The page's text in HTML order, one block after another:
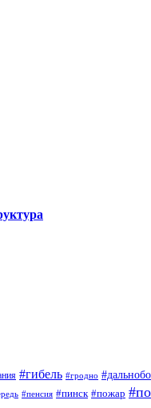
#гибель #гродно
#пенсия #пинск #пожар